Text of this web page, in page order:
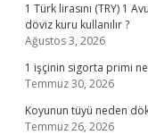
1 Türk lirasını (TRY) 1
döviz kuru kullanılır ?
Ağustos 3, 2026
1 işçinin sigorta primi
Temmuz 30, 2026
Koyunun tüyü neden
Temmuz 26, 2026